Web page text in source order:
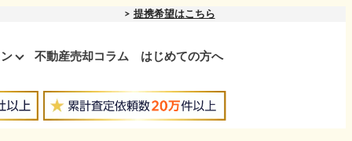
提携希望はこちら
不動産売却コラム はじめての方へ